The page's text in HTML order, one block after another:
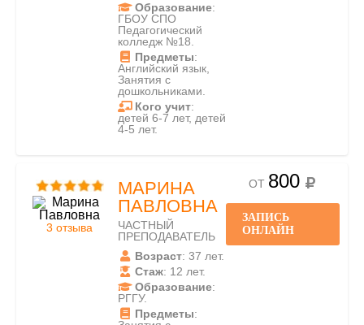
Образование:
ГБОУ СПО
Педагогический
колледж №18.
Предметы:
Английский язык,
Занятия с
дошкольниками.
Кого учит:
детей 6-7 лет, детей
4-5 лет.
3 отзыва
МАРИНА
ПАВЛОВНА
ЧАСТНЫЙ
ПРЕПОДАВАТЕЛЬ
Возраст: 37 лет.
Стаж: 12 лет.
Образование:
РГГУ.
Предметы:
ОТ 800
ЗАПИСЬ
ОНЛАЙН